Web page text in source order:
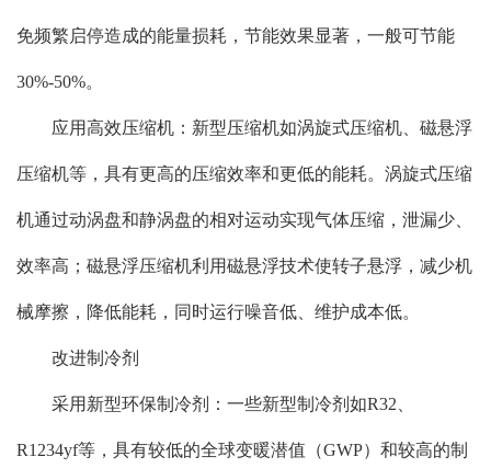
免频繁启停造成的能量损耗，节能效果显著，一般可节能
30%-50%。
应用高效压缩机：新型压缩机如涡旋式压缩机、磁悬浮
压缩机等，具有更高的压缩效率和更低的能耗。涡旋式压缩
机通过动涡盘和静涡盘的相对运动实现气体压缩，泄漏少、
效率高；磁悬浮压缩机利用磁悬浮技术使转子悬浮，减少机
械摩擦，降低能耗，同时运行噪音低、维护成本低。
改进制冷剂
采用新型环保制冷剂：一些新型制冷剂如R32、
R1234yf等，具有较低的全球变暖潜值（GWP）和较高的制